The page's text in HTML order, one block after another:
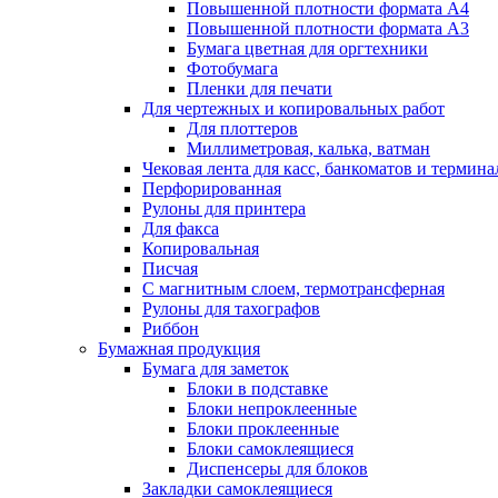
Повышенной плотности формата А4
Повышенной плотности формата А3
Бумага цветная для оргтехники
Фотобумага
Пленки для печати
Для чертежных и копировальных работ
Для плоттеров
Миллиметровая, калька, ватман
Чековая лента для касс, банкоматов и
Перфорированная
Рулоны для принтера
Для факса
Копировальная
Писчая
С магнитным слоем, термотрансферная
Рулоны для тахографов
Риббон
Бумажная продукция
Бумага для заметок
Блоки в подставке
Блоки непроклеенные
Блоки проклеенные
Блоки самоклеящиеся
Диспенсеры для блоков
Закладки самоклеящиеся